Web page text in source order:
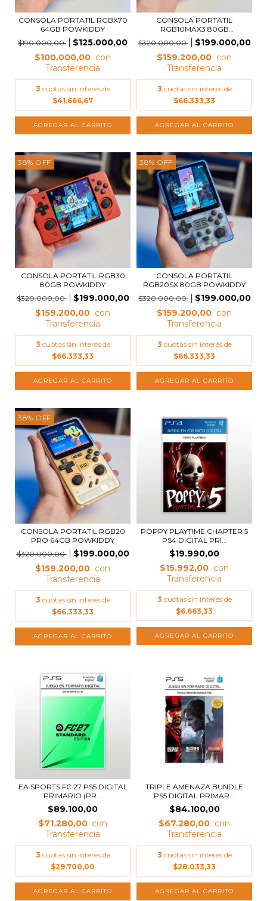
CONSOLA PORTATIL RGBX70
64GB POWKIDDY
$190.000,00
$125.000,00
$100.000,00
3 cuotas sin interés de
$41.666,67
CONSOLA PORTATIL
RGB10MAX3 80GB
POWKIDDY
$320.000,00
$199.000,00
$159.200,00
3 cuotas sin interés de
$66.333,33
38% OFF
CONSOLA PORTATIL RGB30
80GB POWKIDDY
$320.000,00
$199.000,00
$159.200,00
3 cuotas sin interés de
$66.333,33
38% OFF
CONSOLA PORTATIL
RGB20SX 80GB POWKIDDY
$320.000,00
$199.000,00
$159.200,00
3 cuotas sin interés de
$66.333,33
38% OFF
CONSOLA PORTATIL RGB20
PRO 64GB POWKIDDY
$320.000,00
$199.000,00
$159.200,00
3 cuotas sin interés de
$66.333,33
POPPY PLAYTIME CHAPTER 5
PS4 DIGITAL PRI...
$19.990,00
$15.992,00
3 cuotas sin interés de
$6.663,33
EA SPORTS FC 27 PS5 DIGITAL
PRIMARIO (PR...
$89.100,00
$71.280,00
3 cuotas sin interés de
$29.700,00
TRIPLE AMENAZA BUNDLE
PS5 DIGITAL PRIMAR...
$84.100,00
$67.280,00
3 cuotas sin interés de
$28.033,33